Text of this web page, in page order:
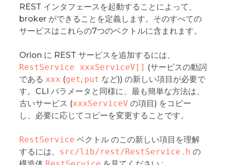
REST インタフェースを起動することによって、
broker ができることを定義します。そのすべての
サービスはこれらの7つのベクトルに含まれます。
Orion に REST サービスを追加するには、
RestService xxxServiceV[] (サービスの動詞
である xxx (get, put など)) の新しい項目が必要で
す。CLI パラメータと同様に、最も簡単な方法は、
古いサービス (xxxServiceV の項目) をコピー
し、必要に応じてコピーを変更することです。
RestService ベクトル のこの新しい項目を理解
するには、 src/lib/rest/RestService.h の